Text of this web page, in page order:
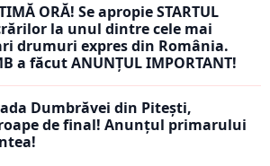
ORĂ! Se apropie STARTUL
la unul dintre cele mai
drumuri expres din România.
a făcut ANUNȚUL IMPORTANT!
Dumbrăvei din Pitești,
de final! Anunțul primarului